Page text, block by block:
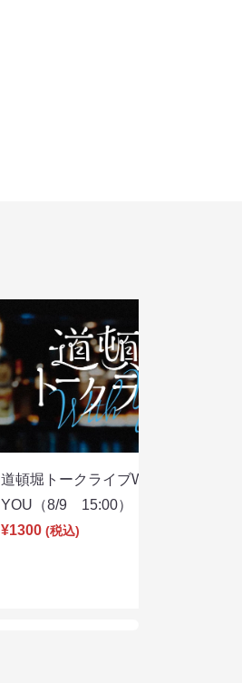
道頓堀トークライブWITH
YOU（8/9 15:00）
¥1300 (税込)